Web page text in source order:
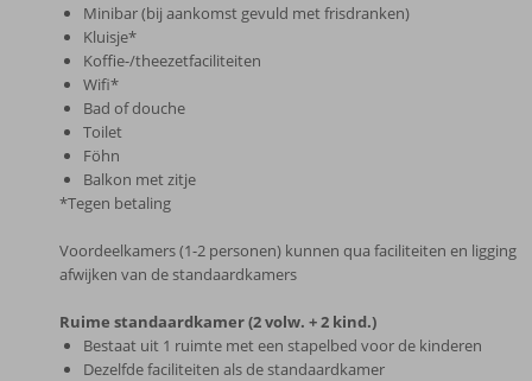
Minibar (bij aankomst gevuld met frisdranken)
Kluisje*
Koffie-/theezetfaciliteiten
Wifi*
Bad of douche
Toilet
Föhn
Balkon met zitje
*Tegen betaling
Voordeelkamers (1-2 personen) kunnen qua faciliteiten en ligging
afwijken van de standaardkamers
Ruime standaardkamer (2 volw. + 2 kind.)
Bestaat uit 1 ruimte met een stapelbed voor de kinderen
Dezelfde faciliteiten als de standaardkamer